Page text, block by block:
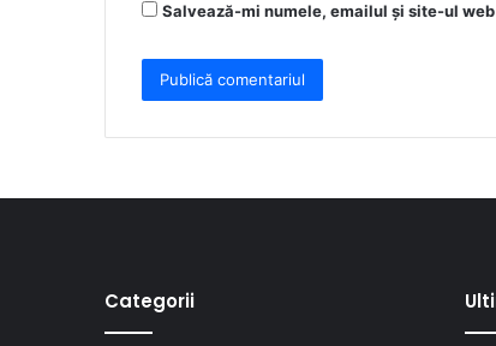
Salvează-mi numele, emailul și site-ul
Categorii